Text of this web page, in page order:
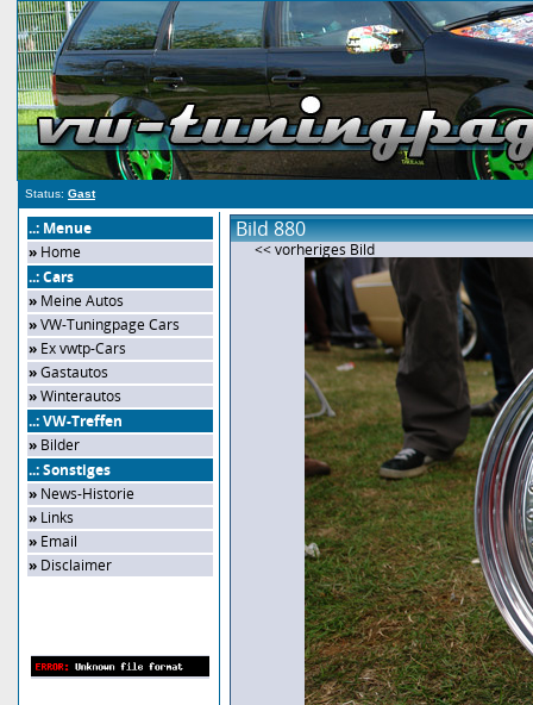
Status: Gast
..: Menue
» Home
..: Cars
» Meine Autos
»VW-Tuningpage Cars
» Ex vwtp-Cars
»Gastautos
»Winterautos
..: VW-Treffen
» Bilder
..: Sonstiges
» News-Historie
» Links
» Email
» Disclaimer
Bild 880
<< vorheriges Bild